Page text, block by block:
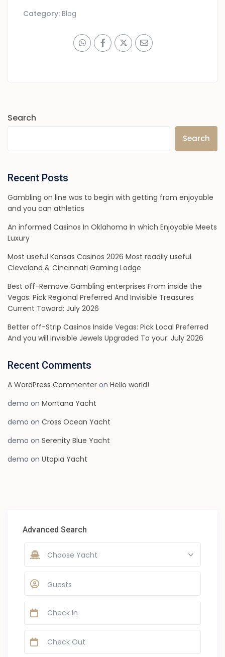
Category:Blog
Search
Search
Recent Posts
Gambling on line was to begin with getting from enjoyable
and you can athletics
An informed Casinos In Oklahoma In which Enjoyable Meets
Luxury
Most useful Kansas Casinos 2026 Most readily useful
Cleveland & Cincinnati Gaming Lodge
Best off-Remove Gambling enterprises From inside the
Vegas: Pick Regional Preferred And Invisible Treasures
Current Toward: July 2026
Better off-Strip Casinos Inside Vegas: Pick Local Preferred
And you will Invisible Jewels Upgraded To your: July 2026
Recent Comments
A WordPress Commenter onHello world!
demo onMontana Yacht
demo onCross Ocean Yacht
demo onSerenity Blue Yacht
demo onUtopia Yacht
Advanced Search
Choose Yacht
Guests